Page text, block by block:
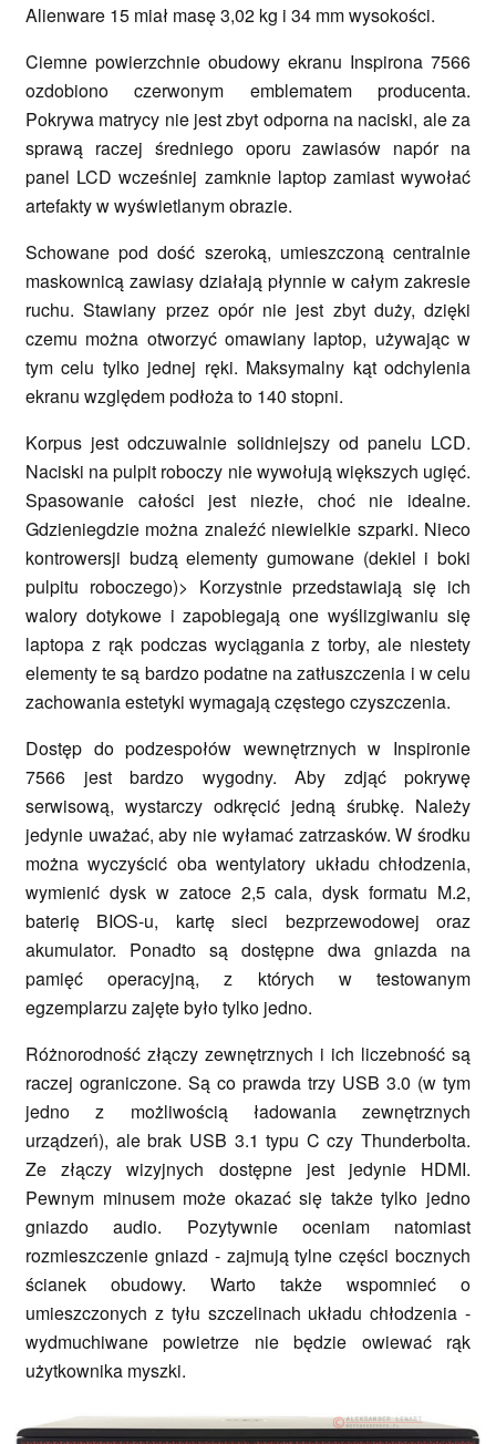
Alienware 15 miał masę 3,02 kg i 34 mm wysokości.
Ciemne powierzchnie obudowy ekranu Inspirona 7566
ozdobiono czerwonym emblematem producenta.
Pokrywa matrycy nie jest zbyt odporna na naciski, ale za
sprawą raczej średniego oporu zawiasów napór na
panel LCD wcześniej zamknie laptop zamiast wywołać
artefakty w wyświetlanym obrazie.
Schowane pod dość szeroką, umieszczoną centralnie
maskownicą zawiasy działają płynnie w całym zakresie
ruchu. Stawiany przez opór nie jest zbyt duży, dzięki
czemu można otworzyć omawiany laptop, używając w
tym celu tylko jednej ręki. Maksymalny kąt odchylenia
ekranu względem podłoża to 140 stopni.
Korpus jest odczuwalnie solidniejszy od panelu LCD.
Naciski na pulpit roboczy nie wywołują większych ugięć.
Spasowanie całości jest niezłe, choć nie idealne.
Gdzieniegdzie można znaleźć niewielkie szparki. Nieco
kontrowersji budzą elementy gumowane (dekiel i boki
pulpitu roboczego)> Korzystnie przedstawiają się ich
walory dotykowe i zapobiegają one wyślizgiwaniu się
laptopa z rąk podczas wyciągania z torby, ale niestety
elementy te są bardzo podatne na zatłuszczenia i w celu
zachowania estetyki wymagają częstego czyszczenia.
Dostęp do podzespołów wewnętrznych w Inspironie
7566 jest bardzo wygodny. Aby zdjąć pokrywę
serwisową, wystarczy odkręcić jedną śrubkę. Należy
jedynie uważać, aby nie wyłamać zatrzasków. W środku
można wyczyścić oba wentylatory układu chłodzenia,
wymienić dysk w zatoce 2,5 cala, dysk formatu M.2,
baterię BIOS-u, kartę sieci bezprzewodowej oraz
akumulator. Ponadto są dostępne dwa gniazda na
pamięć operacyjną, z których w testowanym
egzemplarzu zajęte było tylko jedno.
Różnorodność złączy zewnętrznych i ich liczebność są
raczej ograniczone. Są co prawda trzy USB 3.0 (w tym
jedno z możliwością ładowania zewnętrznych
urządzeń), ale brak USB 3.1 typu C czy Thunderbolta.
Ze złączy wizyjnych dostępne jest jedynie HDMI.
Pewnym minusem może okazać się także tylko jedno
gniazdo audio. Pozytywnie oceniam natomiast
rozmieszczenie gniazd - zajmują tylne części bocznych
ścianek obudowy. Warto także wspomnieć o
umieszczonych z tyłu szczelinach układu chłodzenia -
wydmuchiwane powietrze nie będzie owiewać rąk
użytkownika myszki.